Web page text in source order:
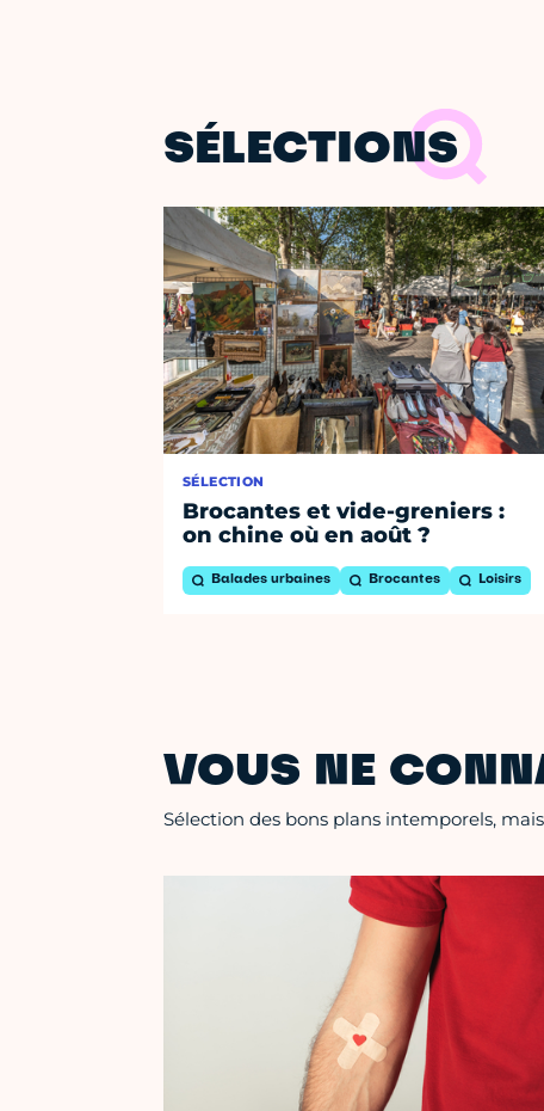
SÉLECTIONS
SÉLECTION
Brocantes et vide-greniers :
on chine où en août ?
Balades urbaines Brocantes Loisirs
VOUS NE
Sélection des bons plans intemporels,